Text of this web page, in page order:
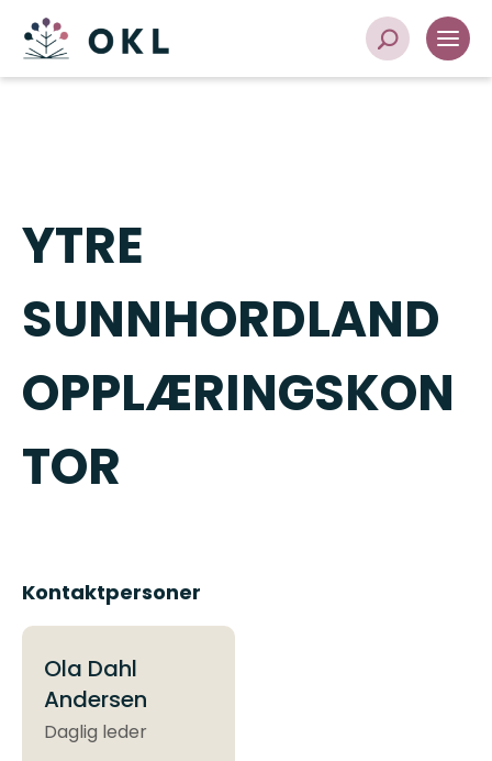
YTRE
SUNNHORDLAND
OPPLÆRINGSKON
TOR
Kontaktpersoner
Ola Dahl
Andersen
Daglig leder